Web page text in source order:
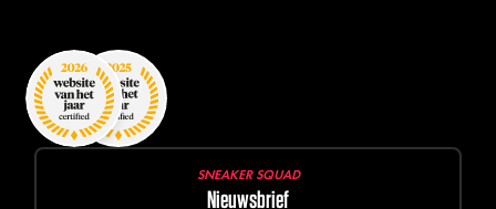
SNEAKER SQUAD
Nieuwsbrief